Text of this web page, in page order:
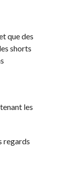
que des
shorts
les
regards